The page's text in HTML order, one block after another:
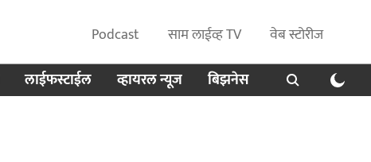
Podcast साम लाईव्ह TV
वेब स्टोरीज
लाईफस्टाईल व्हायरल न्यूज बिझनेस